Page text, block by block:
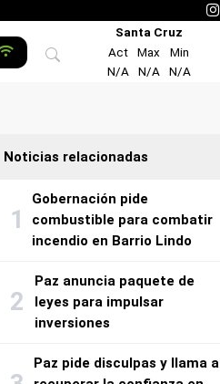
Santa Cruz
Act
Max
Min
N/A
N/A N/A
Noticias relacionadas
Gobernación pide
combustible para combatir
incendio en Barrio Lindo
Paz anuncia paquete de
leyes para impulsar
inversiones
Paz pide disculpas y llama a